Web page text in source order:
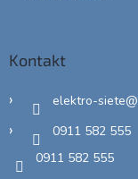
Kontakt
elektro-siete@
0911 582 555
0911 582 555